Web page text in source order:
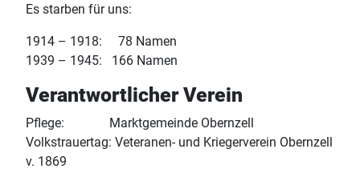
Es starben für uns:
1914 – 1918: 78 Namen
1939 – 1945: 166 Namen
Verantwortlicher Verein
Pflege: Marktgemeinde Obernzell
Volkstrauertag: Veteranen- und Kriegerverein Obernzell
v. 1869